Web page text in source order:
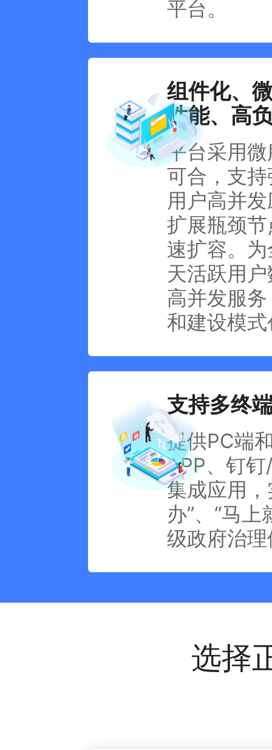
平台。
组件化、
性能、高
平台采用
可合，支
用户高并
扩展瓶颈
速扩容。
天活跃用
高并发服
和建设模
支持多终
提供PC端
APP、钉
集成应用
办”、“马
级政府治
选择